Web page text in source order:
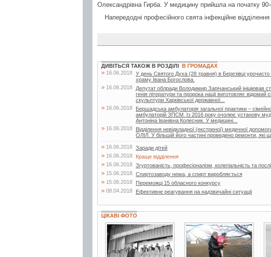
Олександрівна Гирба. У медицину прийшла на початку 90-
Напередодні професійного свята інфекційне
ДИВІТЬСЯ ТАКОЖ В РОЗДІЛІ В ГРОМАДАХ
» 16.06.2018 У день Святого Духа (28 травня) в Березівці
храму Івана Богослова.
» 16.06.2018
Депутат облради Володимир Зарічанський ініціював
генія літератури та пророка нації виготовляє
скульптури Харківської державної...
» 16.06.2018
Бершадська амбулаторія загальної практики –
амбулаторій ЗПСМ. Із 2016 року очолює установу
Антоніна Іванівна Колесник. У медицині...
» 16.06.2018
Відділення невідкладної (екстреної) медичної
ОЛІЛ. У більшій його частині проведено ремонти, які
» 16.06.2018 Заради дітей
» 16.06.2018 Краще відділення
» 16.06.2018 Згуртованість, професіоналізм, колегіальність та
» 15.06.2018 Спиртозаводу нема, а спирт виробляється
» 15.06.2018 Переможці 15 обласного конкурсу
» 08.04.2018
Ефективне реагування на надзвичайні ситуації
ЦІКАВІ ФОТО
2 фото 2 фото